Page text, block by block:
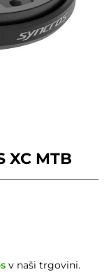
XC MTB
v naši trgovini.